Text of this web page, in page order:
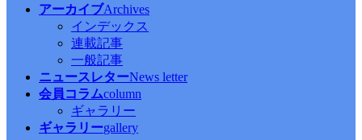
アーカイブArchives
インデックス
連載記事
一般記事
ニュースレターNews letter
会員コラムcolumn
ギャラリー
ギャラリーgallery